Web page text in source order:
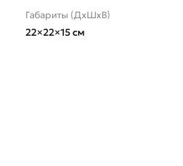
Габариты (ДхШхВ)
22×22×15 см